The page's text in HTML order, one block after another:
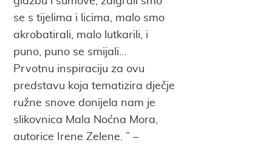
se s tijelima i licima, malo smo
akrobatirali, malo lutkarili, i
puno, puno se smijali…
Prvotnu inspiraciju za ovu
predstavu koja tematizira dječje
ružne snove donijela nam je
slikovnica Mala Noćna Mora,
autorice Irene Zelene. ” –